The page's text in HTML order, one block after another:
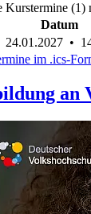
Kurstermine
Datum
24.01.2027 •
im .ics-
an